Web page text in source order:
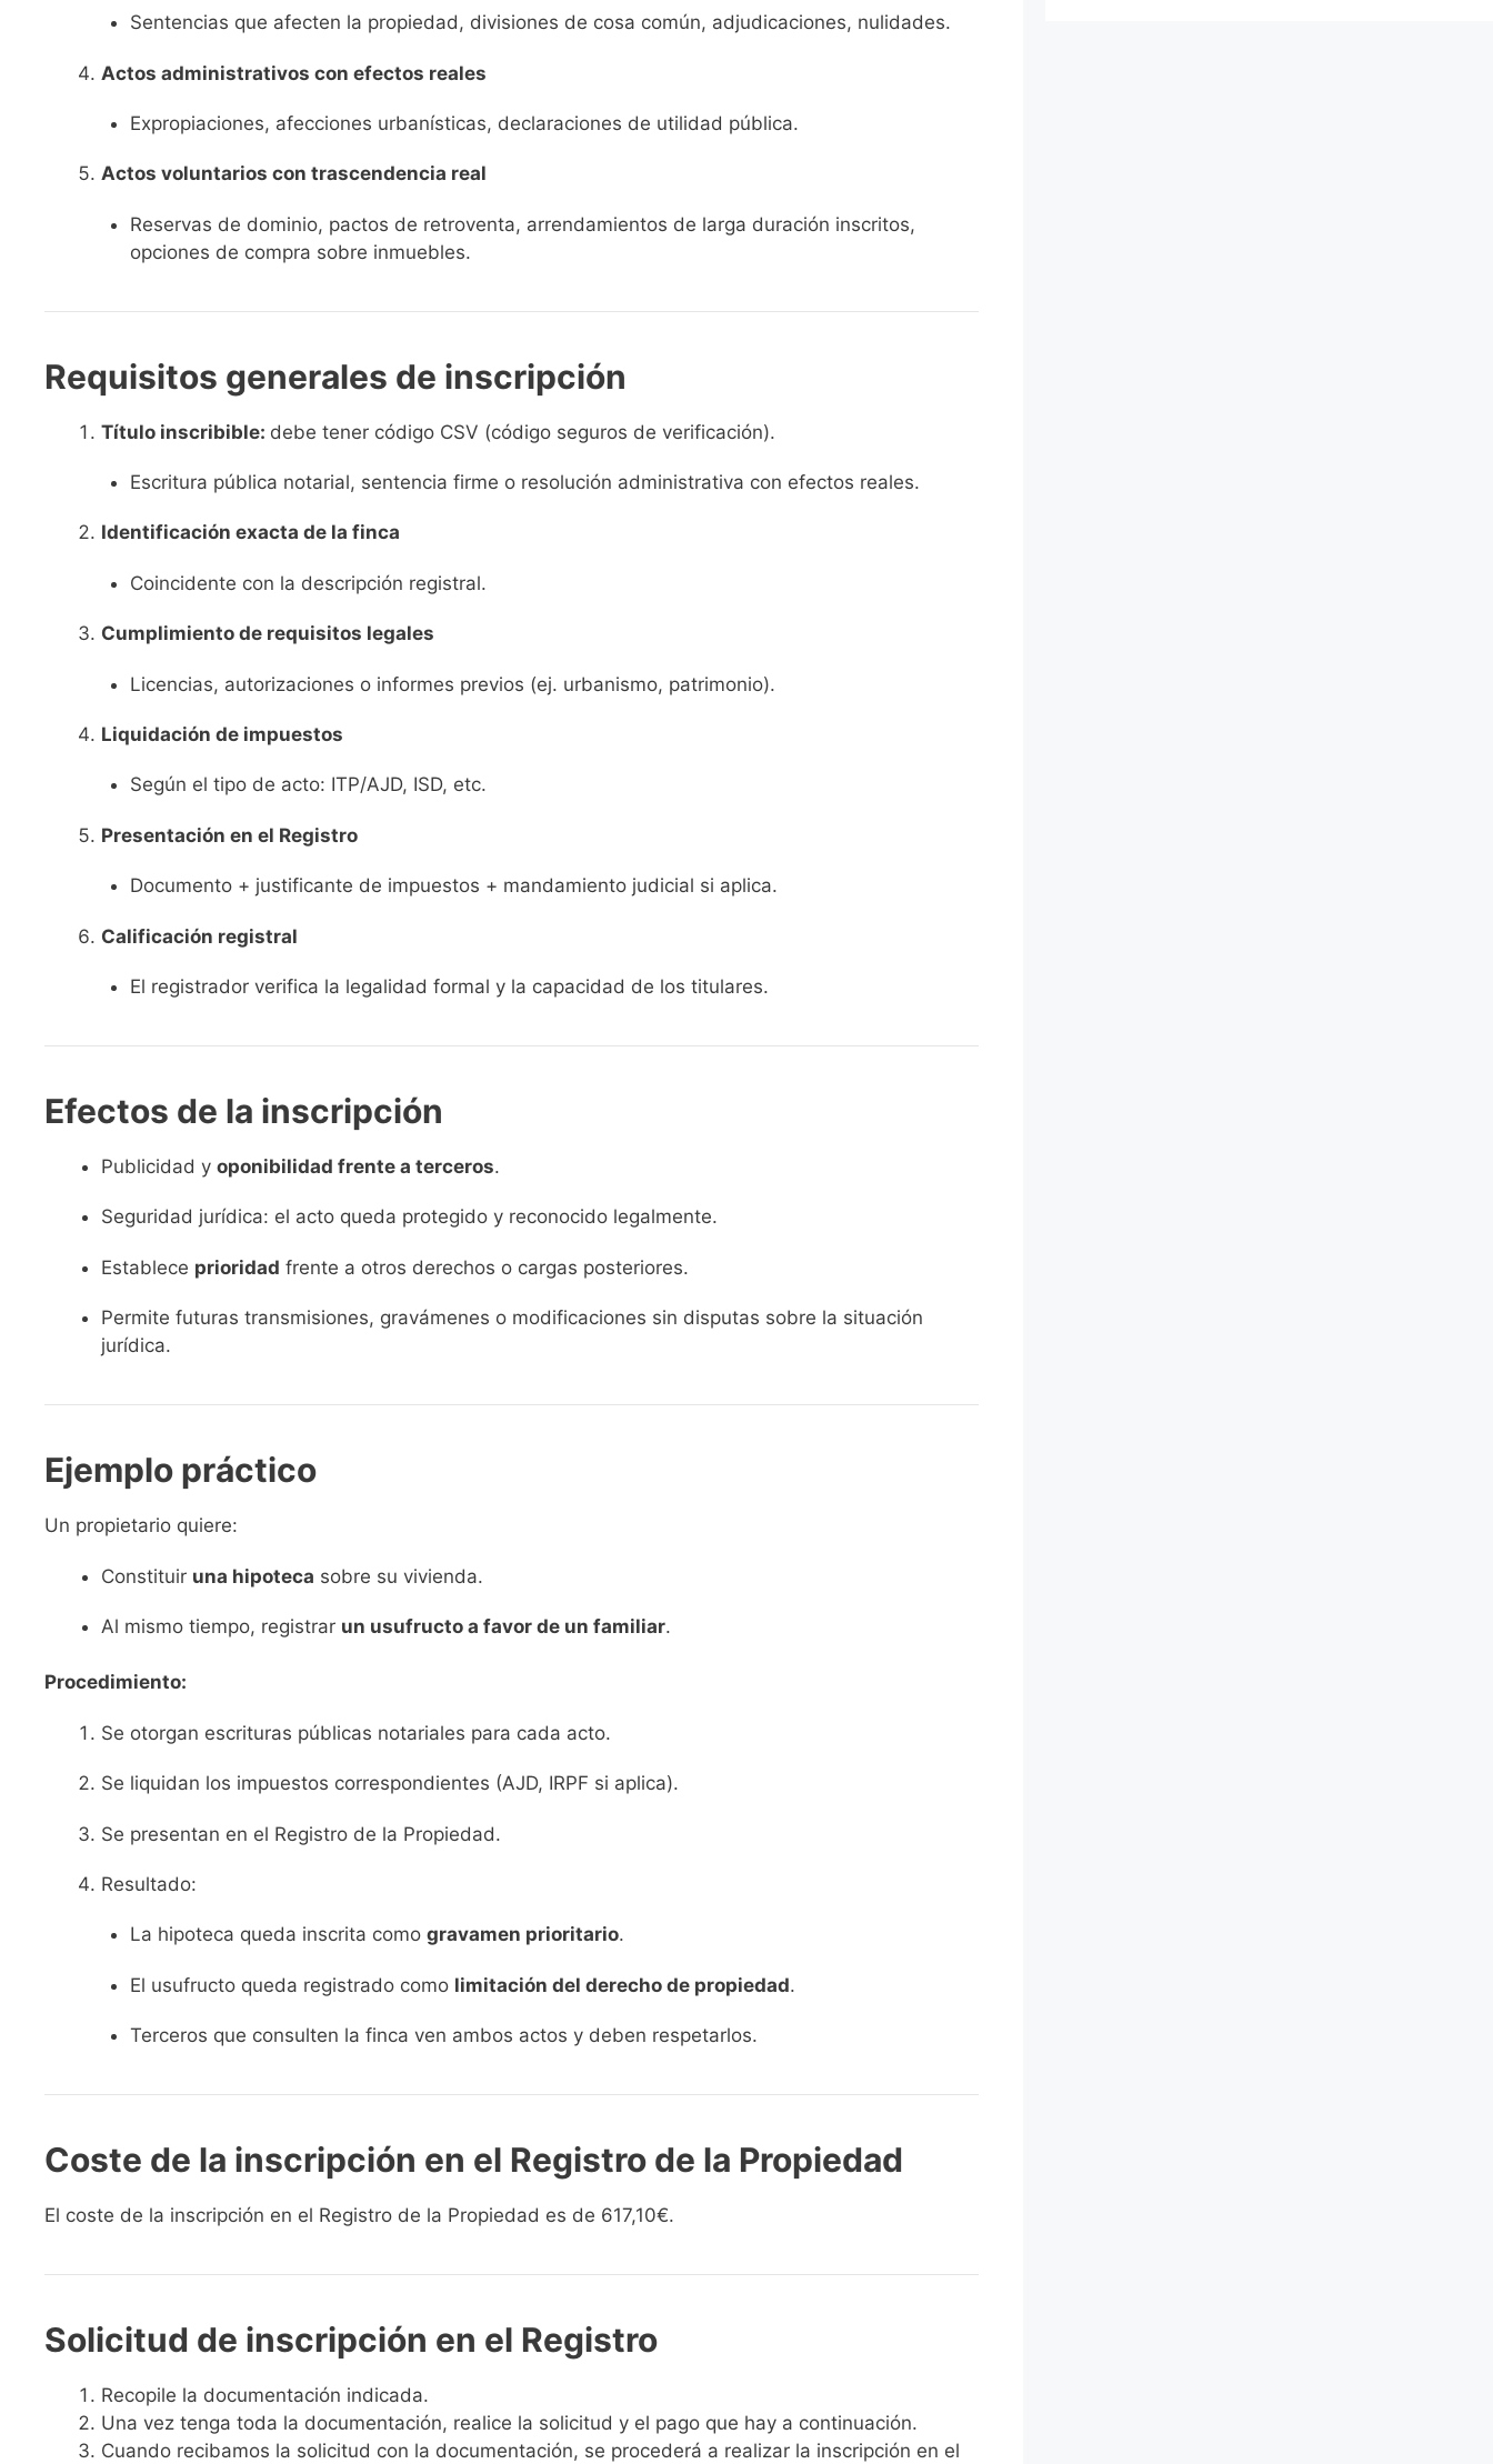
Sentencias que afecten la propiedad, divisiones de cosa común, adjudicaciones, nulidades.
Actos administrativos con efectos reales
Expropiaciones, afecciones urbanísticas, declaraciones de utilidad pública.
Actos voluntarios con trascendencia real
Reservas de dominio, pactos de retroventa, arrendamientos de larga duración inscritos,
opciones de compra sobre inmuebles.
Requisitos generales de inscripción
Título inscribible: debe tener código CSV (código seguros de verificación).
Escritura pública notarial, sentencia firme o resolución administrativa con efectos reales.
Identificación exacta de la finca
Coincidente con la descripción registral.
Cumplimiento de requisitos legales
Licencias, autorizaciones o informes previos (ej. urbanismo, patrimonio).
Liquidación de impuestos
Según el tipo de acto: ITP/AJD, ISD, etc.
Presentación en el Registro
Documento + justificante de impuestos + mandamiento judicial si aplica.
Calificación registral
El registrador verifica la legalidad formal y la capacidad de los titulares.
Efectos de la inscripción
Publicidad y oponibilidad frente a terceros.
Seguridad jurídica: el acto queda protegido y reconocido legalmente.
Establece prioridad frente a otros derechos o cargas posteriores.
Permite futuras transmisiones, gravámenes o modificaciones sin disputas sobre la situación
jurídica.
Ejemplo práctico
Un propietario quiere:
Constituir una hipoteca sobre su vivienda.
Al mismo tiempo, registrar un usufructo a favor de un familiar.
Procedimiento:
Se otorgan escrituras públicas notariales para cada acto.
Se liquidan los impuestos correspondientes (AJD, IRPF si aplica).
Se presentan en el Registro de la Propiedad.
Resultado:
La hipoteca queda inscrita como gravamen prioritario.
El usufructo queda registrado como limitación del derecho de propiedad.
Terceros que consulten la finca ven ambos actos y deben respetarlos.
Coste de la inscripción en el Registro de la Propiedad
El coste de la inscripción en el Registro de la Propiedad es de 617,10€.
Solicitud de inscripción en el Registro
Recopile la documentación indicada.
Una vez tenga toda la documentación, realice la solicitud y el pago que hay a continuación.
Cuando recibamos la solicitud con la documentación, se procederá a realizar la inscripción en el